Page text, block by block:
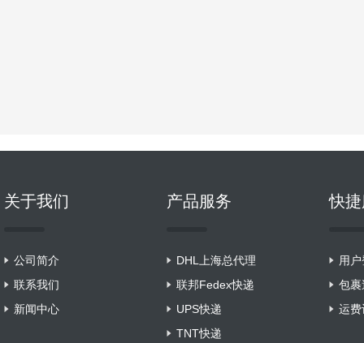
关于我们
公司简介
联系我们
新闻中心
产品服务
DHL上海总代理
联邦Fedex快递
UPS快递
TNT快递
快
用
包裹
运费